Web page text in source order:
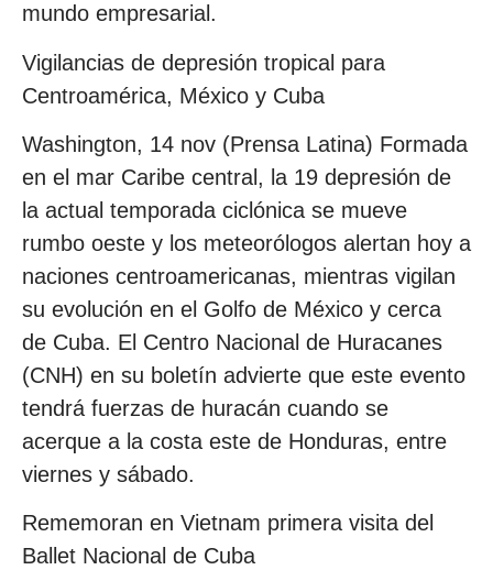
mundo empresarial.
Vigilancias de depresión tropical para
Centroamérica, México y Cuba
Washington, 14 nov (Prensa Latina) Formada
en el mar Caribe central, la 19 depresión de
la actual temporada ciclónica se mueve
rumbo oeste y los meteorólogos alertan hoy a
naciones centroamericanas, mientras vigilan
su evolución en el Golfo de México y cerca
de Cuba. El Centro Nacional de Huracanes
(CNH) en su boletín advierte que este evento
tendrá fuerzas de huracán cuando se
acerque a la costa este de Honduras, entre
viernes y sábado.
Rememoran en Vietnam primera visita del
Ballet Nacional de Cuba